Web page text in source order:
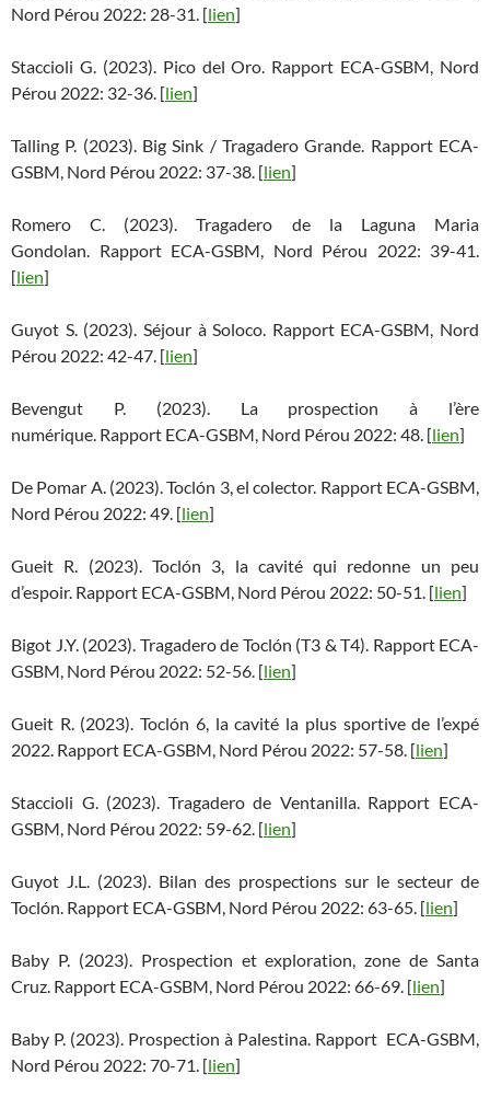
Nord Pérou 2022: 28-31. [lien]
Staccioli G. (2023). Pico del Oro. Rapport ECA-GSBM, Nord
Pérou 2022: 32-36. [lien]
Talling P. (2023). Big Sink / Tragadero Grande. Rapport ECA-
GSBM, Nord Pérou 2022: 37-38. [lien]
Romero C. (2023). Tragadero de la Laguna Maria
Gondolan. Rapport ECA-GSBM, Nord Pérou 2022: 39-41.
[lien]
Guyot S. (2023). Séjour à Soloco. Rapport ECA-GSBM, Nord
Pérou 2022: 42-47. [lien]
Bevengut P. (2023). La prospection à l’ère
numérique. Rapport ECA-GSBM, Nord Pérou 2022: 48. [lien]
De Pomar A. (2023). Toclón 3, el colector. Rapport ECA-GSBM,
Nord Pérou 2022: 49. [lien]
Gueit R. (2023). Toclón 3, la cavité qui redonne un peu
d’espoir. Rapport ECA-GSBM, Nord Pérou 2022: 50-51. [lien]
Bigot J.Y. (2023). Tragadero de Toclón (T3 & T4). Rapport ECA-
GSBM, Nord Pérou 2022: 52-56. [lien]
Gueit R. (2023). Toclón 6, la cavité la plus sportive de l’expé
2022. Rapport ECA-GSBM, Nord Pérou 2022: 57-58. [lien]
Staccioli G. (2023). Tragadero de Ventanilla. Rapport ECA-
GSBM, Nord Pérou 2022: 59-62. [lien]
Guyot J.L. (2023). Bilan des prospections sur le secteur de
Toclón. Rapport ECA-GSBM, Nord Pérou 2022: 63-65. [lien]
Baby P. (2023). Prospection et exploration, zone de Santa
Cruz. Rapport ECA-GSBM, Nord Pérou 2022: 66-69. [lien]
Baby P. (2023). Prospection à Palestina. Rapport ECA-GSBM,
Nord Pérou 2022: 70-71. [lien]